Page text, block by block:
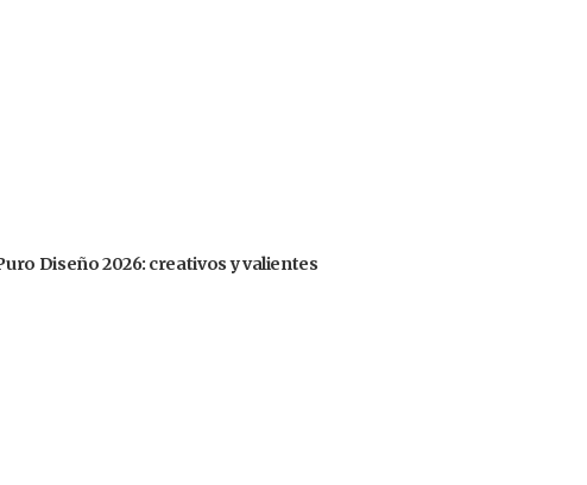
Diseño 2026: creativos y valientes